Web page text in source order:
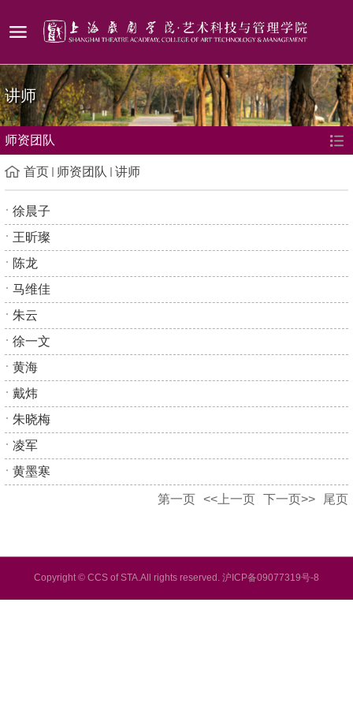
讲师
师资团队
首页 师资团队 讲师
徐晨子
王昕璨
陈龙
马维佳
朱云
徐一文
黄海
戴炜
朱晓梅
凌军
黄墨寒
第一页 <<上一页 下一页>> 尾页
Copyright © CCS of STA.All rights reserved. 沪ICP备09077319号-8